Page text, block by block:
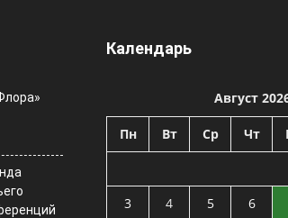
Календарь
Август
Пн Вт Ср Чт
3
4 5 6